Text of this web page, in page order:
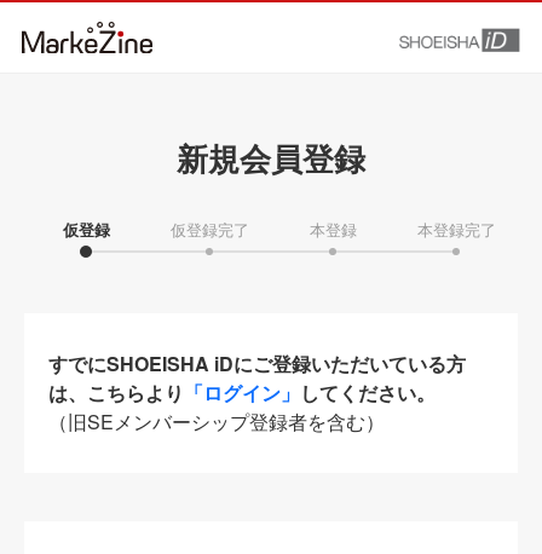
新規会員登録
仮登録 仮登録完了 本登録 本登録完了
すでにSHOEISHA iDにご登録いただいている方
は、こちらより 「ログイン」 してください。
（旧SEメンバーシップ登録者を含む）